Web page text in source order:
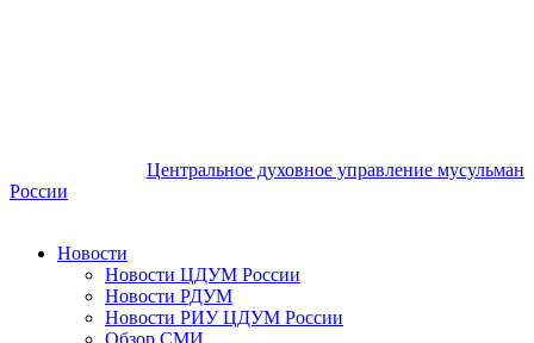
Центральное духовное управление мусульман
России
Новости
Новости ЦДУМ России
Новости РДУМ
Новости РИУ ЦДУМ России
Обзор СМИ